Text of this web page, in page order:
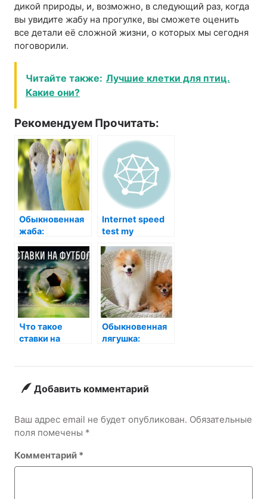
дикой природы, и, возможно, в следующий раз, когда
вы увидите жабу на прогулке, вы сможете оценить
все детали её сложной жизни, о которых мы сегодня
поговорили.
Читайте также: Лучшие клетки для птиц.
Какие они?
Рекомендуем Прочитать:
Обыкновенная
жаба:
создание с
необычной
судьбой
Internet speed
test my
Что такое
ставки на
Обыкновенная
лягушка:
за широкими
листьями
Добавить комментарий
Ваш адрес email не будет опубликован. Обязательные
поля помечены *
Комментарий *